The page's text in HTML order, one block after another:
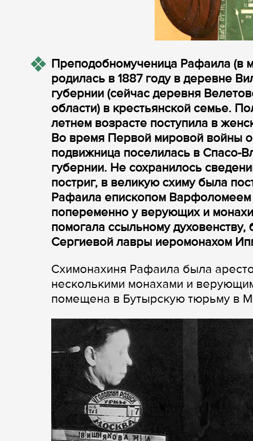
Преподобномученица Рафаила (в
родилась в 1887 году в деревне
губернии (сейчас деревня
области) в крестьянской семье.
летнем возрасте поступила в
Во время Первой мировой войны
подвижница поселилась в Спасо-
губернии. Не сохранилось
постриг, в великую схиму была
Рафаила епископом
попеременно у верующих и
помогала ссыльному
Сергиевой лавры иеромонахом
Схимонахиня Рафаила была
несколькими монахами и
помещена в Бутырскую тюрьму в